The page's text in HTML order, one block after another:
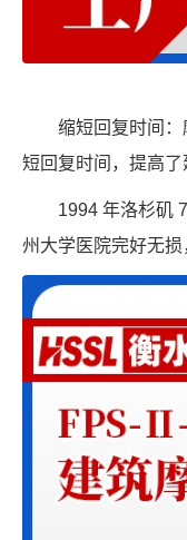
缩短回复时间
短回复时间，提高了
1994 年洛杉矶
州大学医院完好无